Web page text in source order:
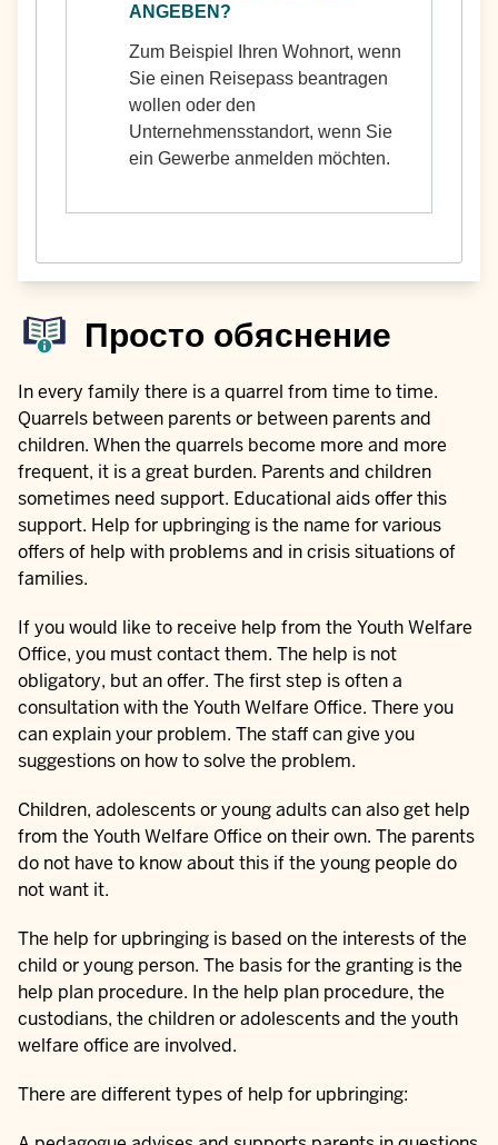
ANGEBEN?
Zum Beispiel Ihren Wohnort, wenn
Sie einen Reisepass beantragen
wollen oder den
Unternehmensstandort, wenn Sie
ein Gewerbe anmelden möchten.
Просто обяснение
In every family there is a quarrel from time to time.
Quarrels between parents or between parents and
children. When the quarrels become more and more
frequent, it is a great burden. Parents and children
sometimes need support. Educational aids offer this
support. Help for upbringing is the name for various
offers of help with problems and in crisis situations of
families.
If you would like to receive help from the Youth Welfare
Office, you must contact them. The help is not
obligatory, but an offer. The first step is often a
consultation with the Youth Welfare Office. There you
can explain your problem. The staff can give you
suggestions on how to solve the problem.
Children, adolescents or young adults can also get help
from the Youth Welfare Office on their own. The parents
do not have to know about this if the young people do
not want it.
The help for upbringing is based on the interests of the
child or young person. The basis for the granting is the
help plan procedure. In the help plan procedure, the
custodians, the children or adolescents and the youth
welfare office are involved.
There are different types of help for upbringing: